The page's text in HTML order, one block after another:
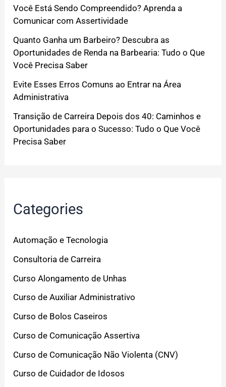
Você Está Sendo Compreendido? Aprenda a
Comunicar com Assertividade
Quanto Ganha um Barbeiro? Descubra as
Oportunidades de Renda na Barbearia: Tudo o Que
Você Precisa Saber
Evite Esses Erros Comuns ao Entrar na Área
Administrativa
Transição de Carreira Depois dos 40: Caminhos e
Oportunidades para o Sucesso: Tudo o Que Você
Precisa Saber
Categories
Automação e Tecnologia
Consultoria de Carreira
Curso Alongamento de Unhas
Curso de Auxiliar Administrativo
Curso de Bolos Caseiros
Curso de Comunicação Assertiva
Curso de Comunicação Não Violenta (CNV)
Curso de Cuidador de Idosos